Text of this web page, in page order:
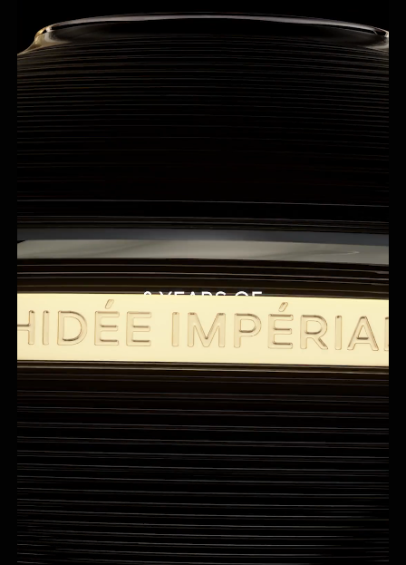
Die zu 95% mit Inhaltsstoffen natürlichen Ursprungs
formulierte Creme befindet sich in einem nachfüllbaren
Porzellantiegel, der in einer Künsteredition von Ora Ïto
neu erfunden wurde und von der Maison Berndardaud
³Mechanische Unterstützung, um die Stabilität der Emulsion zu
garantieren.
⁴Klinische Bewertung durch einen Dermatologen, 36 asiatische Frauen,
Anwendung zweimal täglich über 21 Tage. Atlas der Hautalterung, Vol 2,
Asiatischer Typ (R. Bazin & F. Flament) – Äquivalenter Altersdurchschnitt
in Jahren, auf der Basis einer Analyse von 5 Parametern der
Erscheinungsbildentwicklung.
⁵Entspricht ISO-Norm 16128, Berechnung unter Einbeziehung von Wasser.